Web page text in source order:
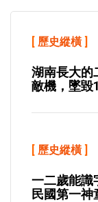
[ 歷史縱橫 ]
湖南長大的
敵機，墜毀
[ 歷史縱橫 ]
一二歲能識
民國第一神